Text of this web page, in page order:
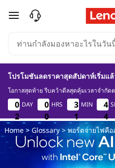
พ
ร์
ต
จ่
า
ข้ามไปที่เนื้อหาหลัก
โปรโมชันลดราคาสุดสัปดาห์เริ่มแ
โอกาสสุดท้าย รีบคว้าดีลสุดคุ้มเวลาจำกั
0
2
0
2
0
2
0
2
DAY
0
0
0
0
0
0
0
0
HRS
3
1
3
1
3
1
3
1
MIN 4
4
4
3
4
4
4
3
Home> Glossary> พอร์ตจ่ายไฟคือ